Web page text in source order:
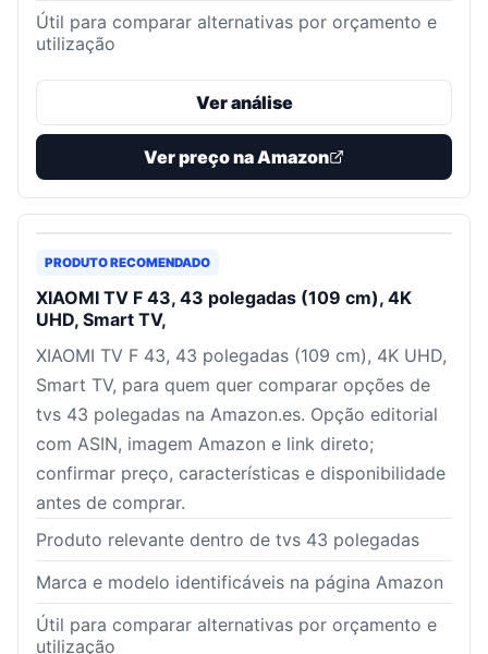
Útil para comparar alternativas por orçamento e
utilização
Ver análise
Ver preço na Amazon
PRODUTO RECOMENDADO
XIAOMI TV F 43, 43 polegadas (109 cm), 4K
UHD, Smart TV,
XIAOMI TV F 43, 43 polegadas (109 cm), 4K UHD,
Smart TV, para quem quer comparar opções de
tvs 43 polegadas na Amazon.es. Opção editorial
com ASIN, imagem Amazon e link direto;
confirmar preço, características e disponibilidade
antes de comprar.
Produto relevante dentro de tvs 43 polegadas
Marca e modelo identificáveis na página Amazon
Útil para comparar alternativas por orçamento e
utilização